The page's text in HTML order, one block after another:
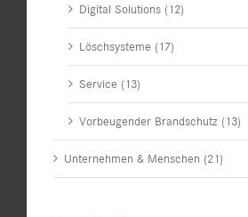
Digital Solutions (12)
Löschsysteme (17)
Service (13)
Vorbeugender Brandschutz (13)
Unternehmen & Menschen (21)